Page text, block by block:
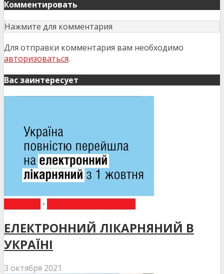
Комментировать
Нажмите для комментария
Для отправки комментария вам необходимо
авторизоваться.
Вас заинтересует
•
ЕЛЕКТРОННИЙ ЛІКАРНЯНИЙ В
УКРАЇНІ
3 октября 2021